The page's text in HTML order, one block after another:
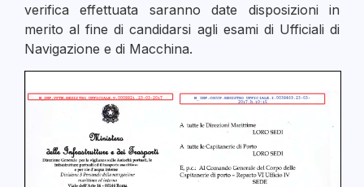
verifica effettuata saranno date disposizioni in
merito al fine di candidarsi agli esami di Ufficiali di
Navigazione e di Macchina.